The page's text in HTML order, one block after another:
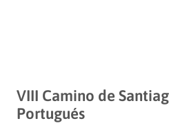
VIII Camino de
Portugués